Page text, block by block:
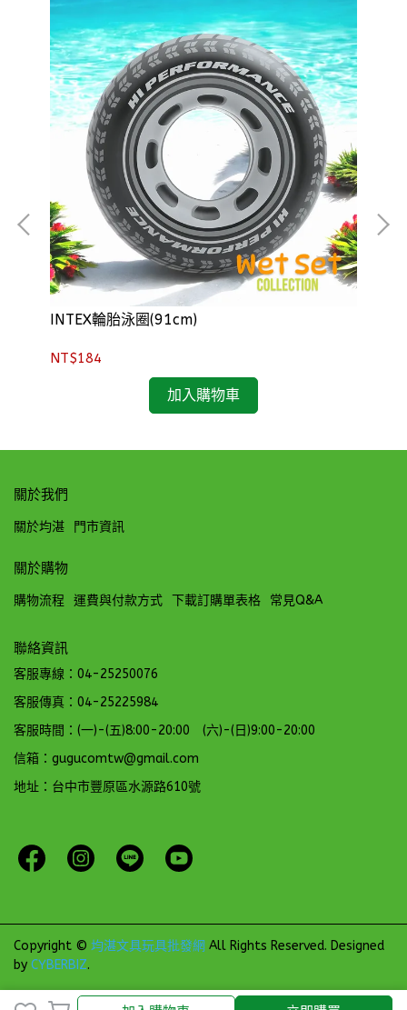
INTEX輪胎泳圈(91cm)
NT$184
加入購物車
關於我們
關於均湛 門市資訊
關於購物
購物流程 運費與付款方式 下載訂購單表格 常見Q&A
聯絡資訊
客服專線：04-25250076
客服傳真：04-25225984
客服時間：(一)-(五)8:00-20:00 (六)-(日)9:00-20:00
信箱：gugucomtw@gmail.com
地址：台中市豐原區水源路610號
Copyright © 均湛文具玩具批發網 All Rights Reserved. Designed
by CYBERBIZ.